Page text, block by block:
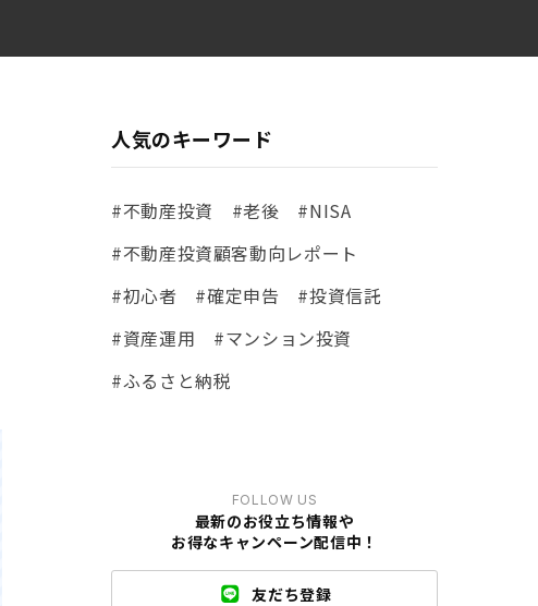
人気のキーワード
#不動産投資 #老後
#NISA
#不動産投資顧客動向レポート
#初心者
#確定申告
#投資信託
#資産運用
#マンション投資
#ふるさと納税
FOLLOW US
最新のお役立ち情報や
お得なキャンペーン配信中！
友だち登録